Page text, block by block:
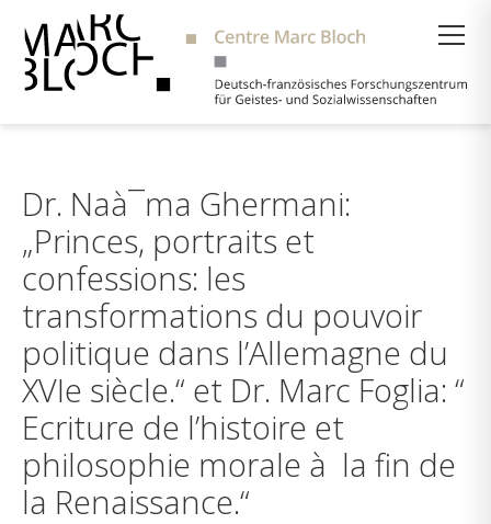
Dr. Naà¯ma Ghermani:
„Princes, portraits et
confessions: les
transformations du pouvoir
politique dans l’Allemagne du
XVIe siècle.“ et Dr. Marc Foglia: “
Ecriture de l’histoire et
philosophie morale à la fin de
la Renaissance.“